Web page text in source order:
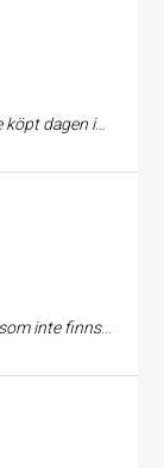
Hur bra affär som helst!
äldre affärerna med service andan kvar